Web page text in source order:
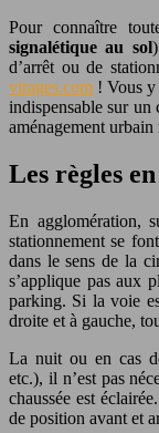
Pour connaître
signalétique au sol
d’arrêt ou de
virages.com ! Vous y
indispensable sur un
aménagement urbain
Les règles
En agglomération,
stationnement se
dans le sens de la
s’applique pas aux
parking. Si la voie
droite et à gauche,
La nuit ou en cas
etc.), il n’est pas
chaussée est
de position avant et